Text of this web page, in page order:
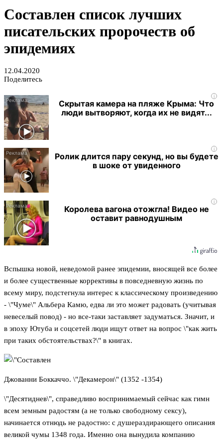
Составлен список лучших
писательских пророчеств об
эпидемиях
12.04.2020
Поделитесь
i
Скрытая камера на пляже Крыма: Что
люди вытворяют, когда их не видят...
i
Ролик длится пару секунд, но вы будете
в шоке от увиденного
i
Королева вагона отожгла! Видео не
оставит равнодушным
Вспышка новой, неведомой ранее эпидемии, вносящей все более
и более существенные коррективы в повседневную жизнь по
всему миру, подстегнула интерес к классическому произведению
- \"Чуме\" Альбера Камю, едва ли это может радовать (учитывая
невеселый повод) - но все-таки заставляет задуматься. Значит, и
в эпоху Ютуба и соцсетей люди ищут ответ на вопрос \"как жить
при таких обстоятельствах?\" в книгах.
Джованни Боккаччо. \"Декамерон\" (1352 -1354)
\"Десятиднев\", справедливо воспринимаемый сейчас как гимн
всем земным радостям (а не только свободному сексу),
начинается отнюдь не радостно: с душераздирающего описания
великой чумы 1348 года. Именно она вынудила компанию